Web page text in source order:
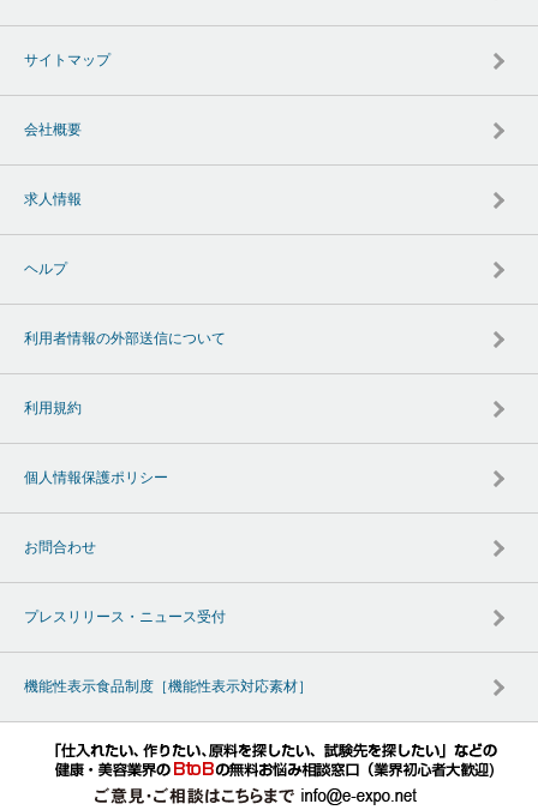
サイトマップ
会社概要
求人情報
ヘルプ
利用者情報の外部送信について
利用規約
個人情報保護ポリシー
お問合わせ
プレスリリース・ニュース受付
機能性表示食品制度［機能性表示対応素材］